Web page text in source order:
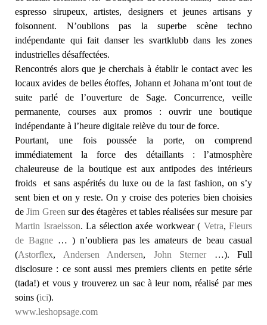
espresso sirupeux, artistes, designers et jeunes artisans y
foisonnent. N’oublions pas la superbe scène techno
indépendante qui fait danser les svartklubb dans les zones
industrielles désaffectées.
Rencontrés alors que je cherchais à établir le contact avec les
locaux avides de belles étoffes, Johann et Johana m’ont tout de
suite parlé de l’ouverture de Sage. Concurrence, veille
permanente, courses aux promos : ouvrir une boutique
indépendante à l’heure digitale relève du tour de force.
Pourtant, une fois poussée la porte, on comprend
immédiatement la force des détaillants : l’atmosphère
chaleureuse de la boutique est aux antipodes des intérieurs
froids et sans aspérités du luxe ou de la fast fashion, on s’y
sent bien et on y reste. On y croise des poteries bien choisies
deJim Green sur des étagères et tables réalisées sur mesure par
Martin Israelsson. La sélection axée workwear ( Vetra, Fleurs
de Bagne… ) n’oubliera pas les amateurs de beau casual
(Astorflex, Andersen Andersen, John Sterner…). Full
disclosure : ce sont aussi mes premiers clients en petite série
(tada!) et vous y trouverez un sac à leur nom, réalisé par mes
soins (ici).
www.leshopsage.com